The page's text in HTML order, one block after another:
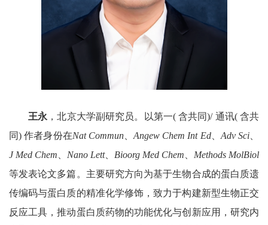
王永 ，北京大学副研究员。以第一( 含共同)/ 通讯( 含共
同)作者身份在Nat Commun、Angew Chem Int Ed、 Adv Sci、
J Med Chem
Nano Lett、 Bioorg Med Chem
Methods MolBiol
等发表论文多篇。主要研究方向为基于生物合成的蛋白质遗
传编码与蛋白质的精准化学修饰，致力于构建新型生物正交
反应工具，推动蛋白质药物的功能优化与创新应用，研究内